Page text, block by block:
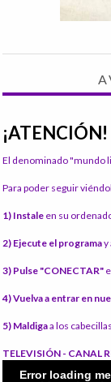
¡ATENCIÓN!
El denominado "mundo
Para poder seguir
1) Instale en su
2) Ejecute el programay
3) Pulse "CONECTAR"
4) Vuelva a entrar en
5) Maldigaa los
TELEVISIÓN - CANAL